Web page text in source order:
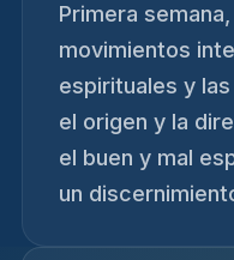
Primera
movimientos
espirituales y
el origen y la
el buen y mal
un